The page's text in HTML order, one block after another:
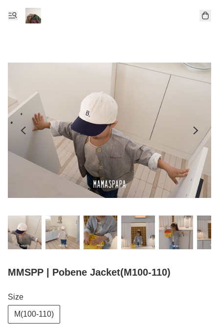
MMSPP | Pobene Jacket(M100-110)
Size
M(100-110)